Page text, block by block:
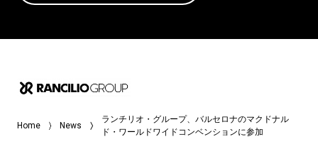
Home News
ランチリオ・グループ、バルセロナのマクドナル
ド・ワールドワイドコンベンションに参加